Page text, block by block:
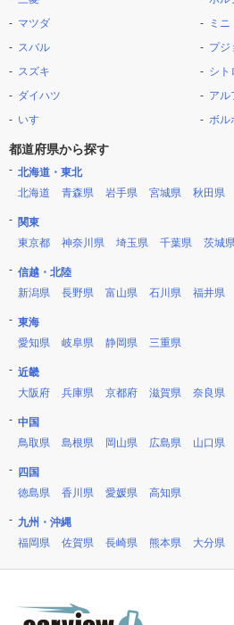
マツダ
スバル
スズキ
ダイハツ
いすゞ
ミニ
プジ
シト
ア
ボル
都道府県から探す
北海道・東北
北海道
青森県 岩手県 宮城県 秋田県
関東
東京都
神奈川県 埼玉県 千葉県 茨城
信越・北陸
新潟県
長野県 富山県 石川県 福井県
東海
愛知県
岐阜県 静岡県 三重県
近畿
大阪府
兵庫県 京都府 滋賀県 奈良県
中国
鳥取県
島根県 岡山県 広島県 山口県
四国
徳島県
香川県 愛媛県 高知県
九州・沖縄
福岡県
佐賀県 長崎県 熊本県 大分県